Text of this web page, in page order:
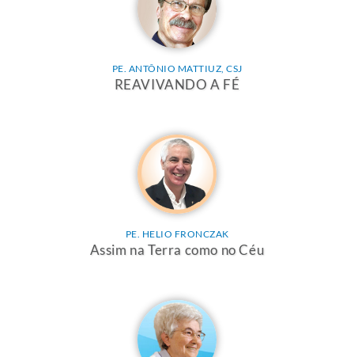
PE. ANTÔNIO MATTIUZ, CSJ
REAVIVANDO A FÉ
PE. HELIO FRONCZAK
Assim na Terra como no Céu